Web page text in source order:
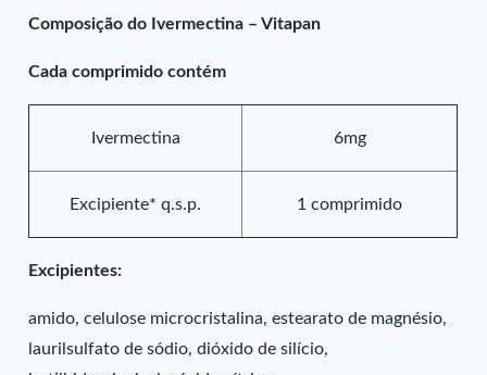
Composição do Ivermectina – Vitapan
Cada comprimido contém
Ivermectina 6mg
Excipiente* q.s.p. 1 comprimido
Excipientes:
amido, celulose microcristalina, estearato de magnésio,
laurilsulfato de sódio, dióxido de silício,